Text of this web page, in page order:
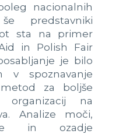
nacionalnih
predstavniki
sta na primer
in Polish Fair
je bilo
v spoznavanje
za boljše
organizacij na
Analize moči,
in ozadje